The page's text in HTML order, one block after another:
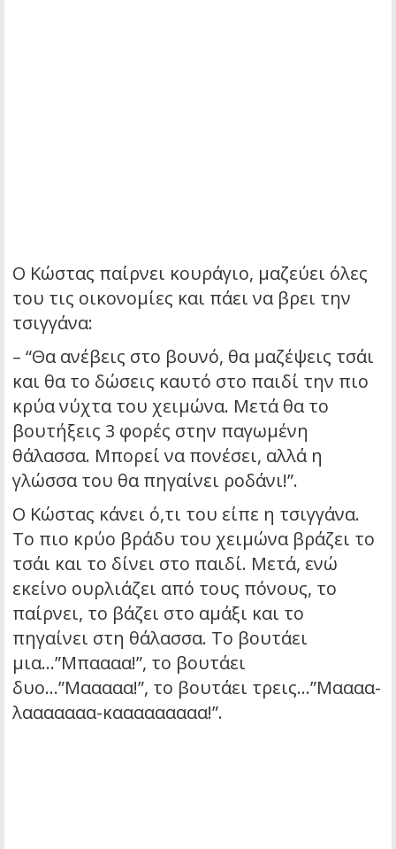
Ο Κώστας παίρνει κουράγιο, μαζεύει όλες
του τις οικονομίες και πάει να βρει την
τσιγγάνα:
– “Θα ανέβεις στο βουνό, θα μαζέψεις τσάι
και θα το δώσεις καυτό στο παιδί την πιο
κρύα νύχτα του χειμώνα. Μετά θα το
βουτήξεις 3 φορές στην παγωμένη
θάλασσα. Μπορεί να πονέσει, αλλά η
γλώσσα του θα πηγαίνει ροδάνι!”.
Ο Κώστας κάνει ό,τι του είπε η τσιγγάνα.
Το πιο κρύο βράδυ του χειμώνα βράζει το
τσάι και το δίνει στο παιδί. Μετά, ενώ
εκείνο ουρλιάζει από τους πόνους, το
παίρνει, το βάζει στο αμάξι και το
πηγαίνει στη θάλασσα. Το βουτάει
μια…”Μπαααα!”, το βουτάει
δυο…”Μααααα!”, το βουτάει τρεις…”Μαααα-
λααααααα-κααααααααα!”.